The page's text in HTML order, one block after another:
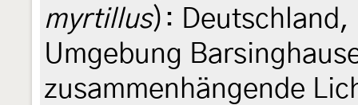
myrtillus): Deutschland,
Umgebung
zusammenhängende